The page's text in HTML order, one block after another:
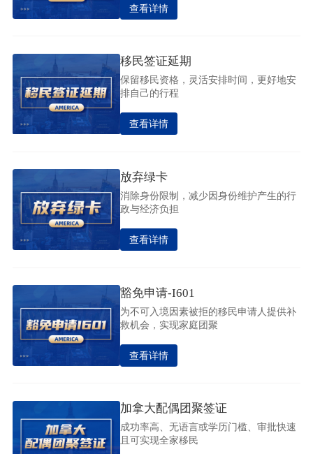
查看详情
移民签证延期
保留移民资格，灵活安排时间，更好地安
排自己的行程
查看详情
放弃绿卡
消除身份限制，减少因身份维护产生的行
政与经济负担
查看详情
豁免申请-I601
为不可入境因素被拒的移民申请人提供补
救机会，实现家庭团聚
查看详情
加拿大配偶团聚签证
成功率高、无语言或学历门槛、审批快速
且可实现全家移民